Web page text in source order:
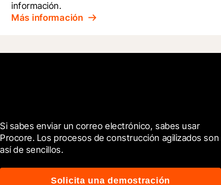
información.
Más información
Si sabes enviar un correo electrónico, sabes usar
Procore. Los procesos de construcción agilizados son
así de sencillos.
Solicita una demostración